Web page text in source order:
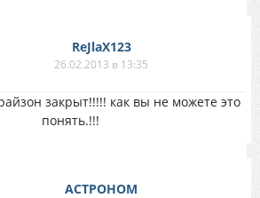
ReJlaX123
26.02.2013 в 13:35
закрыт!!!!! как вы не можете это
понять.!!!
АСТРОНОМ